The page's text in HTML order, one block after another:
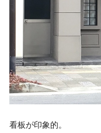
看板が印象的。